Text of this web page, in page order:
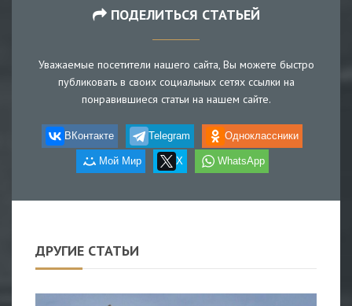
ПОДЕЛИТЬСЯ СТАТЬЕЙ
Уважаемые посетители нашего сайта, Вы можете быстро
публиковать в своих социальных сетях ссылки на
понравившиеся статьи на нашем сайте.
ВКонтакте Telegram Одноклассники
Мой Мир X WhatsApp
ДРУГИЕ СТАТЬИ